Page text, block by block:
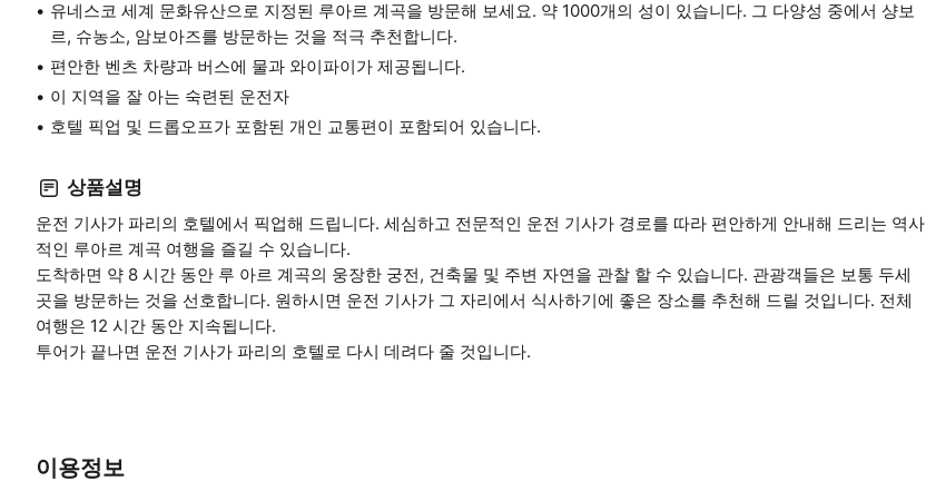
유네스코 세계 문화유산으로 지정된 루아르 계곡을 방문해 보세요. 약 1000개의 성이 있습니다. 그 다양성 중에서 샹보
르, 슈농소, 암보아즈를 방문하는 것을 적극 추천합니다.
편안한 벤츠 차량과 버스에 물과 와이파이가 제공됩니다.
이 지역을 잘 아는 숙련된 운전자
호텔 픽업 및 드롭오프가 포함된 개인 교통편이 포함되어 있습니다.
상품설명
운전 기사가 파리의 호텔에서 픽업해 드립니다. 세심하고 전문적인 운전 기사가 경로를 따라 편안하게 안내해 드리는 역사
적인 루아르 계곡 여행을 즐길 수 있습니다.
도착하면 약 8 시간 동안 루 아르 계곡의 웅장한 궁전, 건축물 및 주변 자연을 관찰 할 수 있습니다. 관광객들은 보통 두세
곳을 방문하는 것을 선호합니다. 원하시면 운전 기사가 그 자리에서 식사하기에 좋은 장소를 추천해 드릴 것입니다. 전체
여행은 12 시간 동안 지속됩니다.
투어가 끝나면 운전 기사가 파리의 호텔로 다시 데려다 줄 것입니다.
이용정보